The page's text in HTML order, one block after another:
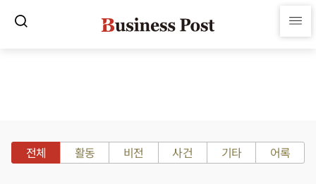
전체 활동 비전 사건 기타 어록